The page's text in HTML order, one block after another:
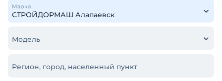
Марка
Модель
Регион, город, населенный пункт